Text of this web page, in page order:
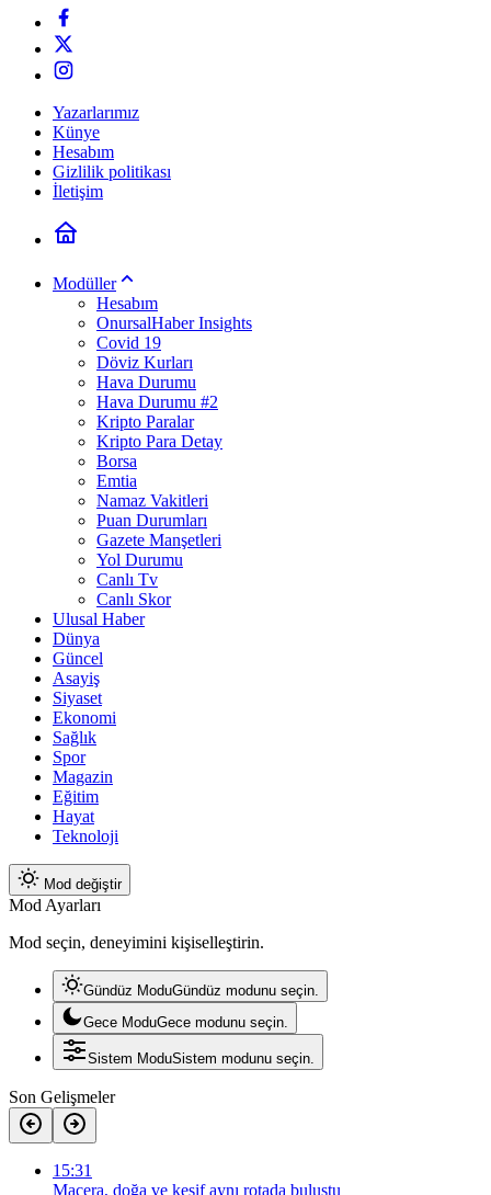
Yazarlarımız
Künye
Hesabım
Gizlilik politikası
İletişim
Modüller
Hesabım
OnursalHaber Insights
Covid 19
Döviz Kurları
Hava Durumu
Hava Durumu #2
Kripto Paralar
Kripto Para Detay
Borsa
Emtia
Namaz Vakitleri
Puan Durumları
Gazete Manşetleri
Yol Durumu
Canlı Tv
Canlı Skor
Ulusal Haber
Dünya
Güncel
Asayiş
Siyaset
Ekonomi
Sağlık
Spor
Magazin
Eğitim
Hayat
Teknoloji
Mod değiştir
Mod Ayarları
Mod seçin, deneyimini kişiselleştirin.
Gündüz ModuGündüz modunu seçin.
Gece ModuGece modunu seçin.
Sistem ModuSistem modunu seçin.
Son Gelişmeler
15:31
Macera, doğa ve keşif aynı rotada buluştu